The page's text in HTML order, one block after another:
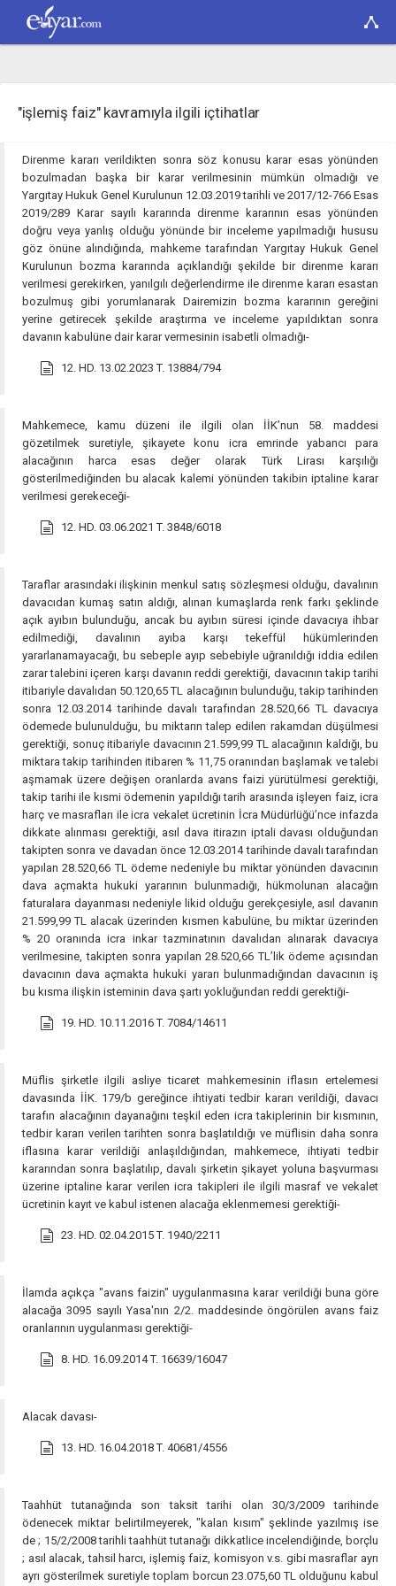
"işlemiş faiz" kavramıyla ilgili içtihatlar
Direnme kararı verildikten sonra söz konusu karar esas yönünden
bozulmadan başka bir karar verilmesinin mümkün olmadığı ve
Yargıtay Hukuk Genel Kurulunun 12.03.2019 tarihli ve 2017/12-766 Esas
2019/289 Karar sayılı kararında direnme kararının esas yönünden
doğru veya yanlış olduğu yönünde bir inceleme yapılmadığı hususu
göz önüne alındığında, mahkeme tarafından Yargıtay Hukuk Genel
Kurulunun bozma kararında açıklandığı şekilde bir direnme kararı
verilmesi gerekirken, yanılgılı değerlendirme ile direnme kararı esastan
bozulmuş gibi yorumlanarak Dairemizin bozma kararının gereğini
yerine getirecek şekilde araştırma ve inceleme yapıldıktan sonra
davanın kabulüne dair karar vermesinin isabetli olmadığı-
12. HD. 13.02.2023 T. 13884/794
Mahkemece, kamu düzeni ile ilgili olan İİK’nun 58. maddesi
gözetilmek suretiyle, şikayete konu icra emrinde yabancı para
alacağının harca esas değer olarak Türk Lirası karşılığı
gösterilmediğinden bu alacak kalemi yönünden takibin iptaline karar
verilmesi gerekeceği-
12. HD. 03.06.2021 T. 3848/6018
Taraflar arasındaki ilişkinin menkul satış sözleşmesi olduğu, davalının
davacıdan kumaş satın aldığı, alınan kumaşlarda renk farkı şeklinde
açık ayıbın bulunduğu, ancak bu ayıbın süresi içinde davacıya ihbar
edilmediği, davalının ayıba karşı tekeffül hükümlerinden
yararlanamayacağı, bu sebeple ayıp sebebiyle uğranıldığı iddia edilen
zarar talebini içeren karşı davanın reddi gerektiği, davacının takip tarihi
itibariyle davalıdan 50.120,65 TL alacağının bulunduğu, takip tarihinden
sonra 12.03.2014 tarihinde davalı tarafından 28.520,66 TL davacıya
ödemede bulunulduğu, bu miktarın talep edilen rakamdan düşülmesi
gerektiği, sonuç itibariyle davacının 21.599,99 TL alacağının kaldığı, bu
miktara takip tarihinden itibaren % 11,75 oranından başlamak ve talebi
aşmamak üzere değişen oranlarda avans faizi yürütülmesi gerektiği,
takip tarihi ile kısmi ödemenin yapıldığı tarih arasında işleyen faiz, icra
harç ve masrafları ile icra vekalet ücretinin İcra Müdürlüğü’nce infazda
dikkate alınması gerektiği, asıl dava itirazın iptali davası olduğundan
takipten sonra ve davadan önce 12.03.2014 tarihinde davalı tarafından
yapılan 28.520,66 TL ödeme nedeniyle bu miktar yönünden davacının
dava açmakta hukuki yararının bulunmadığı, hükmolunan alacağın
faturalara dayanması nedeniyle likid olduğu gerekçesiyle, asıl davanın
21.599,99 TL alacak üzerinden kısmen kabulüne, bu miktar üzerinden
% 20 oranında icra inkar tazminatının davalıdan alınarak davacıya
verilmesine, takipten sonra yapılan 28.520,66 TL’lik ödeme açısından
davacının dava açmakta hukuki yararı bulunmadığından davacının iş
bu kısma ilişkin isteminin dava şartı yokluğundan reddi gerektiği-
19. HD. 10.11.2016 T. 7084/14611
Müflis şirketle ilgili asliye ticaret mahkemesinin iflasın ertelemesi
davasında İİK. 179/b gereğince ihtiyati tedbir kararı verildiği, davacı
tarafın alacağının dayanağını teşkil eden icra takiplerinin bir kısmının,
tedbir kararı verilen tarihten sonra başlatıldığı ve müflisin daha sonra
iflasına karar verildiği anlaşıldığından, mahkemece, ihtiyati tedbir
kararından sonra başlatılıp, davalı şirketin şikayet yoluna başvurması
üzerine iptaline karar verilen icra takipleri ile ilgili masraf ve vekalet
ücretinin kayıt ve kabul istenen alacağa eklenmemesi gerektiği-
23. HD. 02.04.2015 T. 1940/2211
İlamda açıkça "avans faizin" uygulanmasına karar verildiği buna göre
alacağa 3095 sayılı Yasa'nın 2/2. maddesinde öngörülen avans faiz
oranlarının uygulanması gerektiği-
8. HD. 16.09.2014 T. 16639/16047
Alacak davası-
13. HD. 16.04.2018 T. 40681/4556
Taahhüt tutanağında son taksit tarihi olan 30/3/2009 tarihinde
ödenecek miktar belirtilmeyerek, "kalan kısım" şeklinde yazılmış ise
de ; 15/2/2008 tarihli taahhüt tutanağı dikkatlice incelendiğinde, borçlu
; asıl alacak, tahsil harcı, işlemiş faiz, komisyon v.s. gibi masraflar ayrı
ayrı gösterilmek suretiyle toplam borcun 23.075,60 TL olduğunu kabul